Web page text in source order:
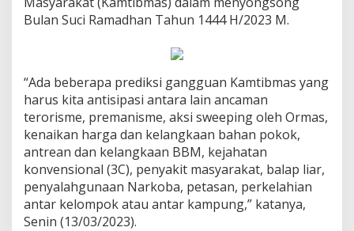
Bulan Suci Ramadhan Tahun 1444 H/2023 M.
“Ada beberapa prediksi gangguan Kamtibmas yang
harus kita antisipasi antara lain ancaman
terorisme, premanisme, aksi sweeping oleh Ormas,
kenaikan harga dan kelangkaan bahan pokok,
antrean dan kelangkaan BBM, kejahatan
konvensional (3C), penyakit masyarakat, balap liar,
penyalahgunaan Narkoba, petasan, perkelahian
antar kelompok atau antar kampung,” katanya,
Senin (13/03/2023).